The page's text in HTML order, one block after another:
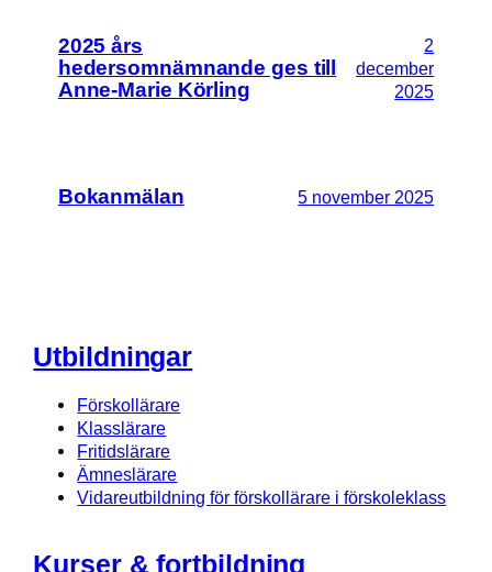
2025 års
hedersomnämnande ges till
Anne-Marie Körling
2
december
2025
Bokanmälan 5 november 2025
Utbildningar
Förskollärare
Klasslärare
Fritidslärare
Ämneslärare
Vidareutbildning för förskollärare i förskoleklass
Kurser & fortbildning